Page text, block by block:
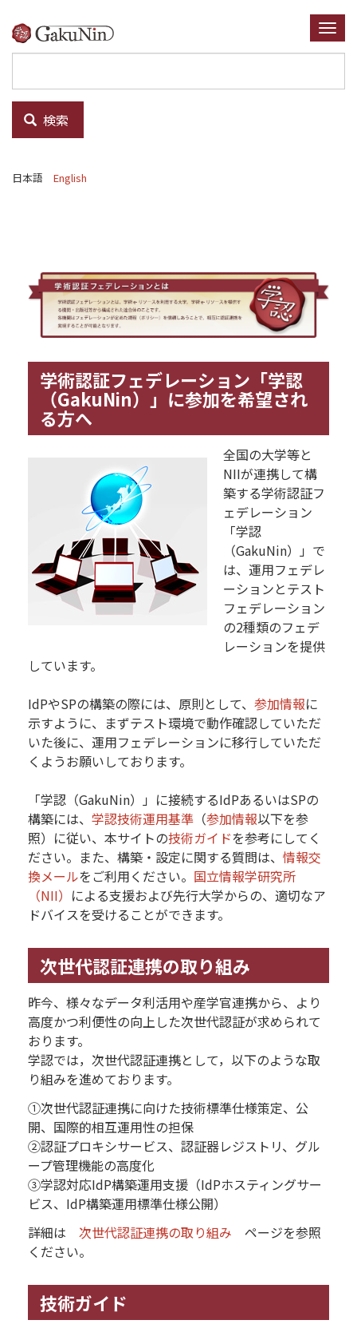
イ
ン
ン
テ
ツ
検索
日本語 English
学術認証フェデレーション「学認
（GakuNin）」に参加を希望され
る方へ
全国の大学等と
NIIが連携して構
築する学術認証フ
ェデレーション
「学認
（GakuNin）」で
は、運用フェデレ
ーションとテスト
フェデレーション
の2種類のフェデ
レーションを提供
しています。
IdPやSPの構築の際には、原則として、 参加情報に
示すように、まずテスト環境で動作確認していただ
いた後に、運用フェデレーションに移行していただ
くようお願いしております。
「学認（GakuNin）」に接続するIdPあるいはSPの
構築には、 学認技術運用基準（参加情報以下を参
照）に従い、本サイトの技術ガイドを参考にしてく
ださい。また、構築・設定に関する質問は、 情報交
換メールをご利用ください。 国立情報学研究所
（NII） による支援および先行大学からの、適切なア
ドバイスを受けることができます。
次世代認証連携の取り組み
昨今、様々なデータ利活用や産学官連携から、より
高度かつ利便性の向上した次世代認証が求められて
おります。
学認では，次世代認証連携として，以下のような取
り組みを進めております。
①次世代認証連携に向けた技術標準仕様策定、公
開、国際的相互運用性の担保
②認証プロキシサービス、認証器レジストリ、グル
ープ管理機能の高度化
③学認対応IdP構築運用支援（IdPホスティングサー
ビス、IdP構築運用標準仕様公開）
詳細は 次世代認証連携の取り組み ページを参照
ください。
技術ガイド